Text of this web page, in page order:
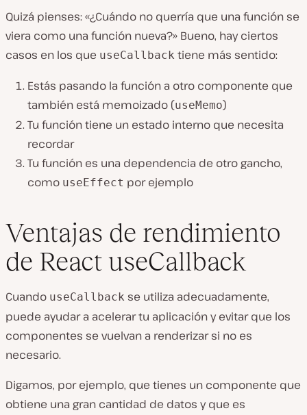
Quizá pienses: «¿Cuándo no querría que una función se
viera como una función nueva?» Bueno, hay ciertos
casos en los que useCallback tiene más sentido:
Estás pasando la función a otro componente que
también está memoizado (useMemo)
Tu función tiene un estado interno que necesita
recordar
Tu función es una dependencia de otro gancho,
como useEffect por ejemplo
Ventajas de rendimiento
de React useCallback
Cuando useCallback se utiliza adecuadamente,
puede ayudar a acelerar tu aplicación y evitar que los
componentes se vuelvan a renderizar si no es
necesario.
Digamos, por ejemplo, que tienes un componente que
obtiene una gran cantidad de datos y que es